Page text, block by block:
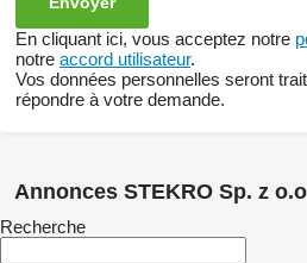
En cliquant ici, vous acceptez notre
notre accord utilisateur.
Vos données personnelles seront
répondre à votre demande.
Annonces STEKRO Sp. z
Recherche